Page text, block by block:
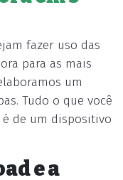
fazer uso das
para as mais
um
Tudo o que você
de um dispositivo
e a